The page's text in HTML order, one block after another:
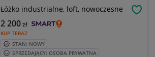
Łóżko industrialne, loft, nowoczesne
KUP TERAZ
2 200zł
STAN: NOWY
SPRZEDAJĄCY: OSOBA PRYWATNA